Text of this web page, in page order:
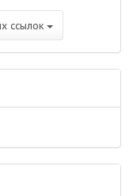
ссылок